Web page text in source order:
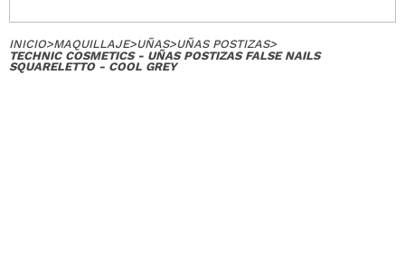
INICIO>MAQUILLAJE>UÑAS>UÑAS POSTIZAS>
TECHNIC COSMETICS - UÑAS POSTIZAS FALSE NAILS
SQUARELETTO - COOL GREY